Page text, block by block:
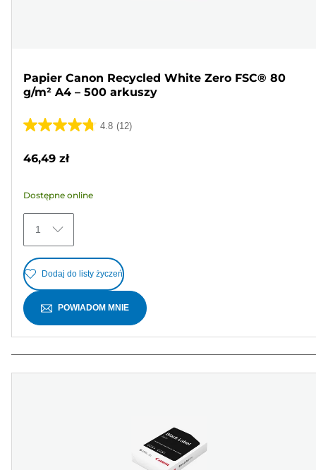
Papier Canon Recycled White Zero FSC® 80
g/m² A4 – 500 arkuszy
4.8 (12)
4.8
5
12
Recenzji
46,49 zł
Dostępne online
1
Dodaj do listy życzeń
POWIADOM MNIE